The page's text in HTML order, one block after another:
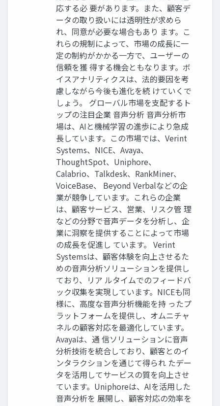
応する必 要があります。また、顧客デ
ータの取り扱いには透明性が求めら
れ、同意が必要な場合もあり ます。こ
れらの規制によって、市場の成長に一
定の制約がかかる一方で、ユーザーの
信頼を獲 得する機会ともなります。ボ
イスアナリティクスは、法的要因を考
慮しながら今後も進化を続 けていくで
しょう。 グローバル市場を支配するト
ップの注目企業 音声分析 音声分析市
場は、AIと機械学習の進歩により急成
長しています。この市場では、Verint
Systems、NICE、Avaya、
ThoughtSpot、Uniphore、
Calabrio、Talkdesk、RankMiner、
VoiceBase、 Beyond Verbalなどの企
業が競争しています。これらの企業
は、顧客サービス、営業、リスク管 理
などの分野で音声データを分析し、企
業に洞察を提供することによって市場
の成長を促進し ています。 Verint
Systemsは、顧客体験を向上させるた
めの音声分析ソリューションを提供し
ており、リア ルタイムでのフィードバ
ック収集を実現しています。NICEも同
様に、高度な音声分析機能を持 ったプ
ラットフォームを提供し、オムニチャ
ネルの顧客対応を最適化しています。
Avayaは、通 信ソリューションに音声
分析技術を統合しており、顧客とのイ
ンタラクションを通じて得られ たデー
タを活用してサービスの質を向上させ
ています。Uniphoreは、AIを活用した
音声分析を 展開し、顧客対応の効率を